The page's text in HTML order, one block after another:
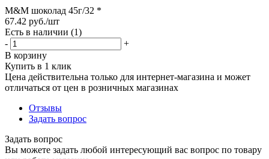
М&М шоколад 45г/32 *
67.42 руб./шт
Есть в наличии (1)
-
+
В корзину
Купить в 1 клик
Цена действительна только для интернет-магазина и может
отличаться от цен в розничных магазинах
Отзывы
Задать вопрос
Задать вопрос
Вы можете задать любой интересующий вас вопрос по товару